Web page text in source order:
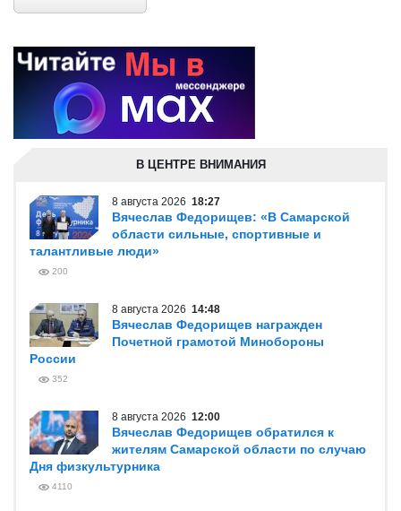
В ЦЕНТРЕ ВНИМАНИЯ
8 августа 2026 18:27
Вячеслав Федорищев: «В Самарской
области сильные, спортивные и
талантливые люди»
200
8 августа 2026 14:48
Вячеслав Федорищев награжден
Почетной грамотой Минобороны
России
352
8 августа 2026 12:00
Вячеслав Федорищев обратился к
жителям Самарской области по случаю
Дня физкультурника
4110